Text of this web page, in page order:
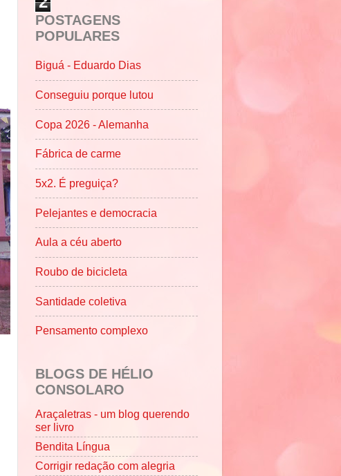
POSTAGENS
POPULARES
Biguá - Eduardo Dias
Conseguiu porque lutou
Copa 2026 - Alemanha
Fábrica de carme
5x2. É preguiça?
Pelejantes e democracia
Aula a céu aberto
Roubo de bicicleta
Santidade coletiva
Pensamento complexo
BLOGS DE HÉLIO
CONSOLARO
Araçaletras - um blog querendo
ser livro
Bendita Língua
Corrigir redação com alegria